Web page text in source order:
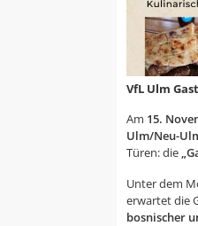
VfL Ulm
Am 15.
Ulm/Neu-
Türen: die
Unter dem
erwartet die
bosnischer